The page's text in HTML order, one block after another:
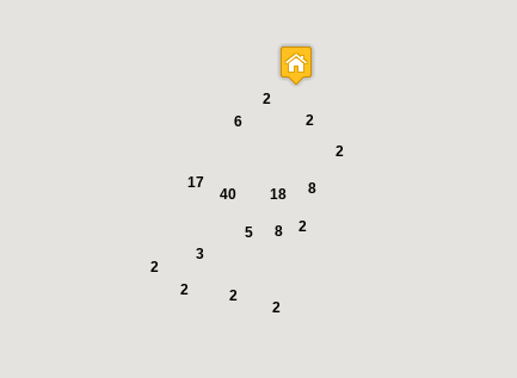
17
6
2
2
2
8
18
40
8 2
5
2
2
2
2
3